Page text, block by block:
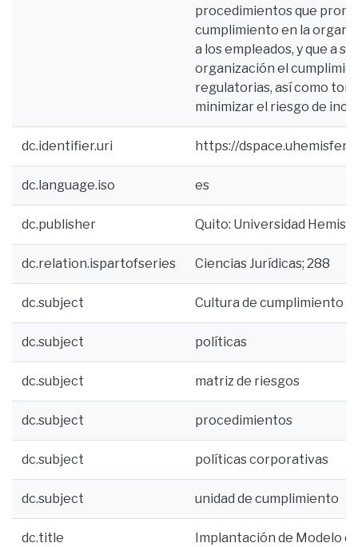
procedimientos que
cumplimiento en la
a los empleados, y que a
organización el
regulatorias, así como
minimizar el riesgo de
dc.identifier.uri https://
dc.language.iso es
dc.publisher Quito: Universidad
dc.relation.ispartofseries Ciencias Jurídicas; 288
dc.subject Cultura de cumplimiento
dc.subject políticas
dc.subject matriz de riesgos
dc.subject procedimientos
dc.subject políticas corporativas
dc.subject unidad de cumplimiento
dc.title
Implantación de Modelo